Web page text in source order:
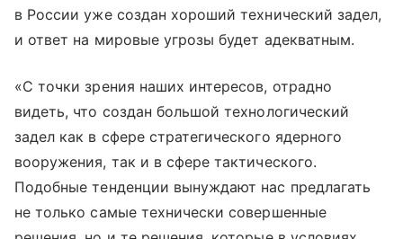
в России уже создан хороший технический задел,
и ответ на мировые угрозы будет адекватным.
«С точки зрения наших интересов, отрадно
видеть, что создан большой технологический
задел как в сфере стратегического ядерного
вооружения, так и в сфере тактического.
Подобные тенденции вынуждают нас предлагать
не только самые технически совершенные